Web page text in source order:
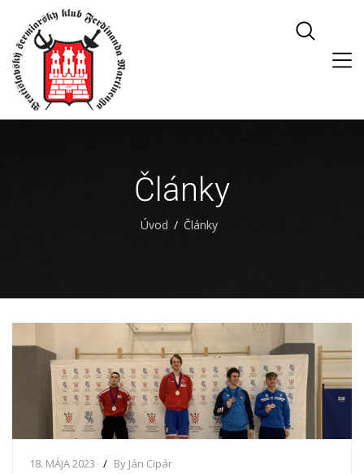
Články
Úvod Články
18. MÁJA 2023 By Ján Cipár